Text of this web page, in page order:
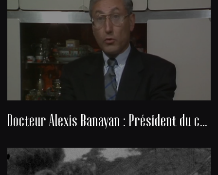
Docteur Alexis Banayan : Président du consistoire de la communauté juive de Bordeaux